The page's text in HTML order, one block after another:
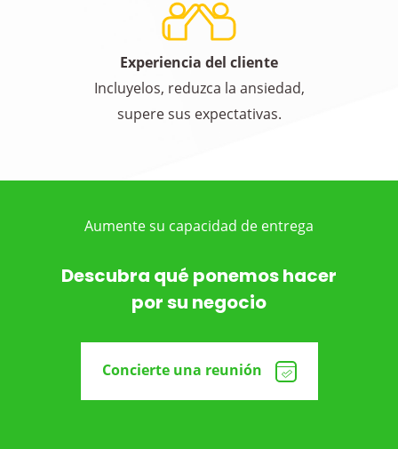
Experiencia del cliente
Incluyelos, reduzca la ansiedad,
supere sus expectativas.
Aumente su capacidad de entrega
Descubra qué ponemos hacer
por su negocio
Concierte una reunión